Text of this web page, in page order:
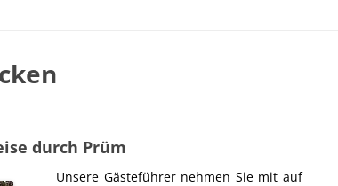
/SCHÖNECKEN
/ BLEIALF / ISLEK
durch Prüm
Unsere Gästeführer nehmen Sie mit auf